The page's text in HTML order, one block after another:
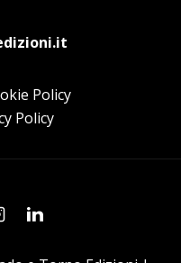
Policy
Policy
Linkedin